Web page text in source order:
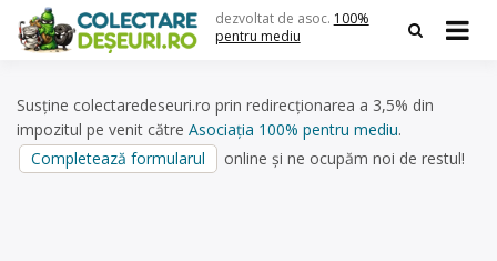
content
dezvoltat de asoc. 100%
pentru mediu
Susține colectaredeseuri.ro prin redirecționarea a 3,5% din
impozitul pe venit către Asociația 100% pentru mediu.
Completează formularul
online și ne ocupăm noi de restul!